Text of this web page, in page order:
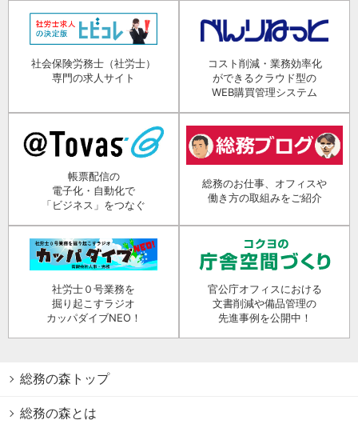
社会保険労務士（社労士）
専門の求人サイト
コスト削減・業務効率化
ができるクラウド型の
WEB購買管理システム
帳票配信の
電子化・自動化で
「ビジネス」をつなぐ
総務のお仕事、オフィスや
働き方の取組みをご紹介
社労士０号業務を
掘り起こすラジオ
カッパダイブNEO！
官公庁オフィスにおける
文書削減や備品管理の
先進事例を公開中！
総務の森トップ
総務の森とは